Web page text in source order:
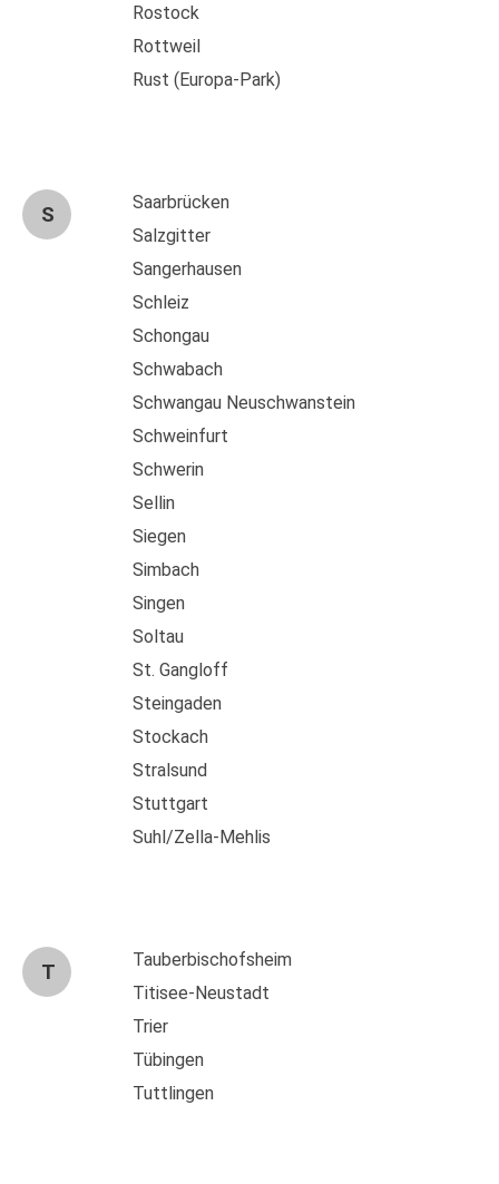
Rostock
Rottweil
Rust (Europa-Park)
S
Saarbrücken
Salzgitter
Sangerhausen
Schleiz
Schongau
Schwabach
Schwangau Neuschwanstein
Schweinfurt
Schwerin
Sellin
Siegen
Simbach
Singen
Soltau
St. Gangloff
Steingaden
Stockach
Stralsund
Stuttgart
Suhl/Zella-Mehlis
T
Tauberbischofsheim
Titisee-Neustadt
Trier
Tübingen
Tuttlingen